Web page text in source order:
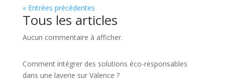
« Entrées précédentes
Tous les articles
Aucun commentaire à afficher.
Comment intégrer des solutions éco-responsables
dans une laverie sur Valence ?